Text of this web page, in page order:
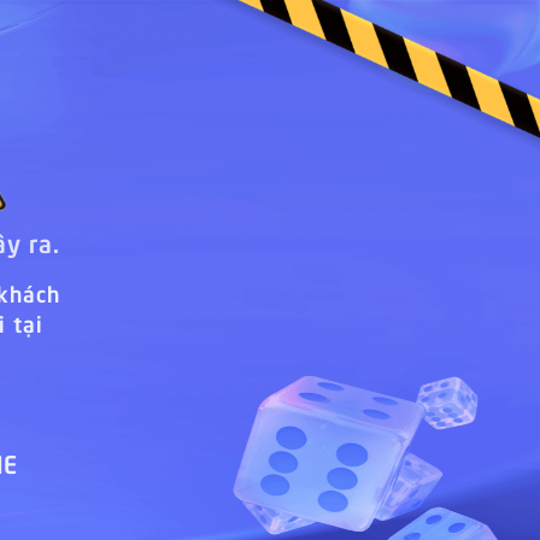
ra.
tại